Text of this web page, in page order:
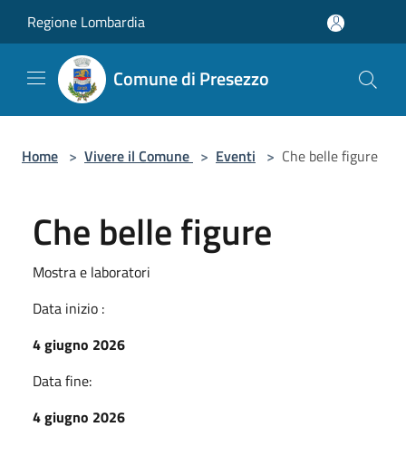
Regione Lombardia
Comune di Presezzo
Home > Vivere il Comune > Eventi > Che belle figure
Che belle figure
Mostra e laboratori
Data inizio :
4 giugno 2026
Data fine:
4 giugno 2026